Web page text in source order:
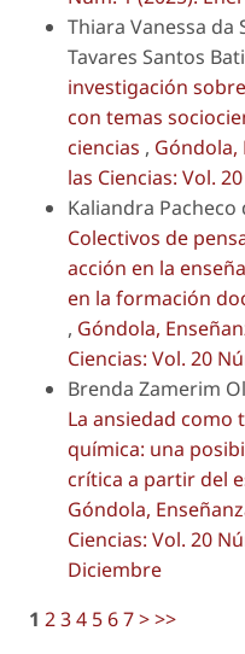
Thiara Vanessa da
Tavares Santos
investigación
con temas
ciencias , Góndola,
las Ciencias: Vol.
Kaliandra Pacheco
Colectivos de
acción en la
en la formación
, Góndola,
Ciencias: Vol. 20
Brenda Zamerim
La ansiedad como
química: una
crítica a partir del
Góndola,
Ciencias: Vol. 20
Diciembre
1 234 567>>>